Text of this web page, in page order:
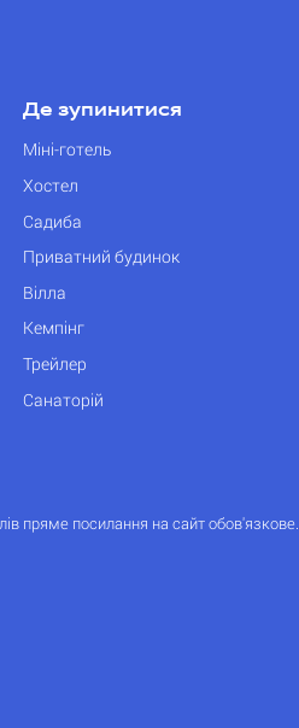
Де зупинитися
Міні-готель
Хостел
Садиба
Приватний будинок
Вілла
Кемпінг
Трейлер
Санаторій
пряме посилання на сайт обов'язкове.